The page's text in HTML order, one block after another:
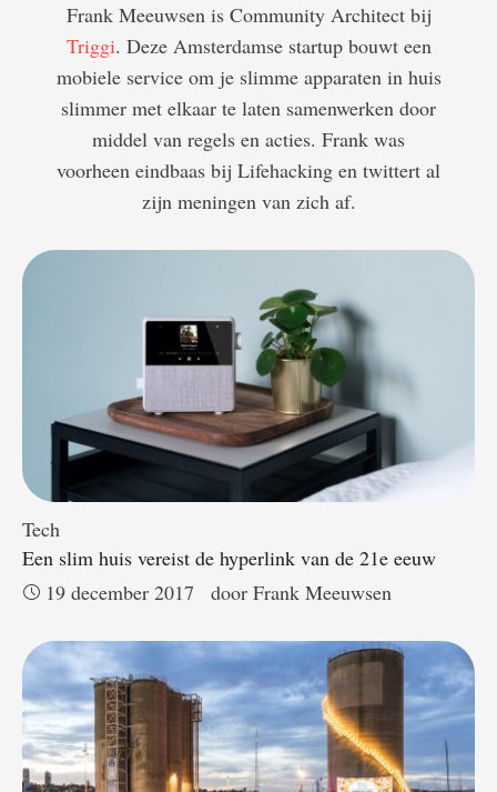
Frank Meeuwsen is Community Architect bij
Triggi. Deze Amsterdamse startup bouwt een
mobiele service om je slimme apparaten in huis
slimmer met elkaar te laten samenwerken door
middel van regels en acties. Frank was
voorheen eindbaas bij Lifehacking en twittert al
zijn meningen van zich af.
Tech
Een slim huis vereist de hyperlink van de 21e eeuw
19 december 2017
door Frank Meeuwsen